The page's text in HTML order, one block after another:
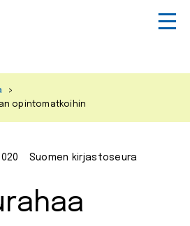
>
opintomatkoihin
Suomen kirjastoseura